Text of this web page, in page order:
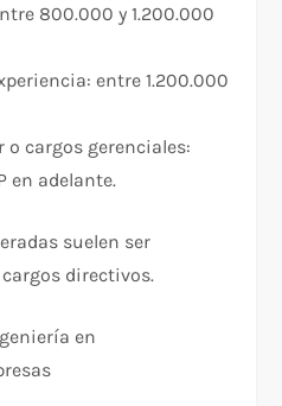
800.000 y 1.200.000
entre 1.200.000
o cargos gerenciales:
en adelante.
suelen ser
directivos.
en